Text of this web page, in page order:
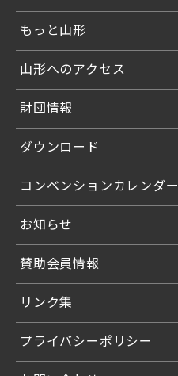
もっと山形
山形へのアクセス
財団情報
ダウンロード
コンベンションカレンダー
お知らせ
賛助会員情報
リンク集
プライバシーポリシー